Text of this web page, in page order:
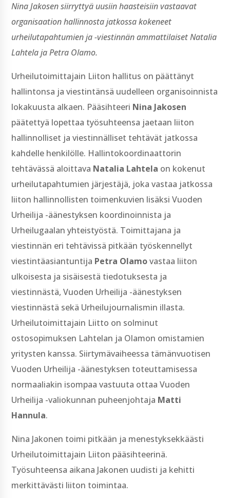
Nina Jakosen siirryttyä uusiin haasteisiin vastaavat
organisaation hallinnosta jatkossa kokeneet
urheilutapahtumien ja -viestinnän ammattilaiset Natalia
Lahtela ja Petra Olamo.
Urheilutoimittajain Liiton hallitus on päättänyt
hallintonsa ja viestintänsä uudelleen organisoinnista
lokakuusta alkaen. Pääsihteeri Nina Jakosen
päätettyä lopettaa työsuhteensa jaetaan liiton
hallinnolliset ja viestinnälliset tehtävät jatkossa
kahdelle henkilölle. Hallintokoordinaattorin
tehtävässä aloittava Natalia Lahtela on kokenut
urheilutapahtumien järjestäjä, joka vastaa jatkossa
liiton hallinnollisten toimenkuvien lisäksi Vuoden
Urheilija -äänestyksen koordinoinnista ja
Urheilugaalan yhteistyöstä. Toimittajana ja
viestinnän eri tehtävissä pitkään työskennellyt
viestintäasiantuntija Petra Olamovastaa liiton
ulkoisesta ja sisäisestä tiedotuksesta ja
viestinnästä, Vuoden Urheilija -äänestyksen
viestinnästä sekä Urheilujournalismin illasta.
Urheilutoimittajain Liitto on solminut
ostosopimuksen Lahtelan ja Olamon omistamien
yritysten kanssa. Siirtymävaiheessa tämänvuotisen
Vuoden Urheilija -äänestyksen toteuttamisessa
normaaliakin isompaa vastuuta ottaa Vuoden
Urheilija -valiokunnan puheenjohtaja Matti
Hannula.
Nina Jakonen toimi pitkään ja menestyksekkäästi
Urheilutoimittajain Liiton pääsihteerinä.
Työsuhteensa aikana Jakonen uudisti ja kehitti
merkittävästi liiton toimintaa.